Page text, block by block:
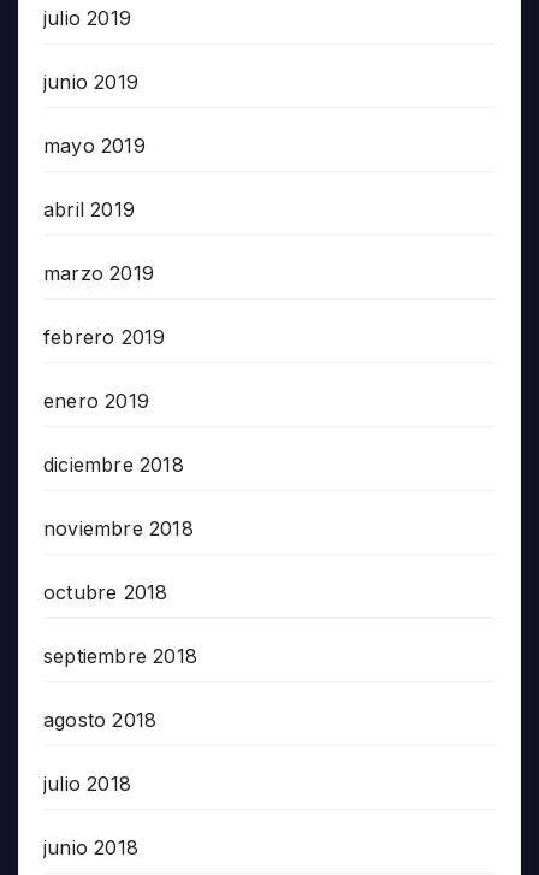
julio 2019
junio 2019
mayo 2019
abril 2019
marzo 2019
febrero 2019
enero 2019
diciembre 2018
noviembre 2018
octubre 2018
septiembre 2018
agosto 2018
julio 2018
junio 2018